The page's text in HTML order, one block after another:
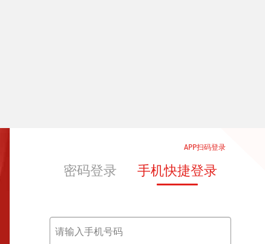
APP扫码登录
密码登录 手机快捷登录